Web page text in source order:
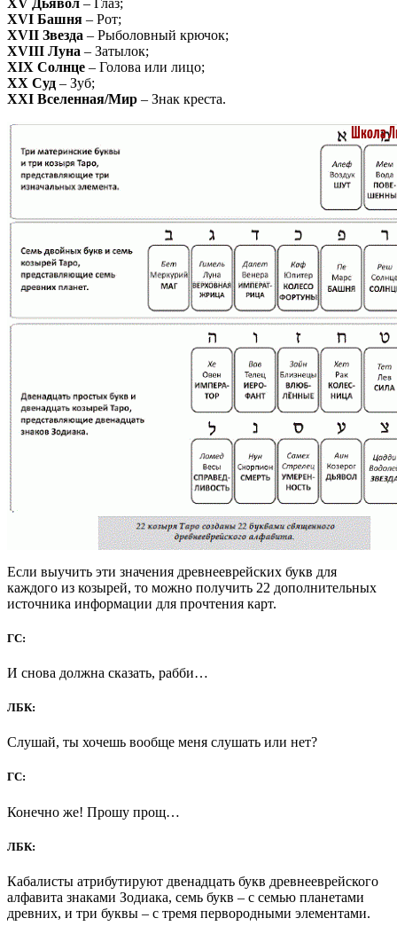
XVI Башня – Рот;
XVII Звезда – Рыболовный крючок;
XVIII Луна – Затылок;
XIX Солнце – Голова или лицо;
XX Суд – Зуб;
XXI Вселенная/Мир – Знак креста.
Если выучить эти значения древнееврейских букв для
каждого из козырей, то можно получить 22 дополнительных
источника информации для прочтения карт.
ГС:
И снова должна сказать, рабби…
ЛБК:
Слушай, ты хочешь вообще меня слушать или нет?
ГС:
Конечно же! Прошу прощ…
ЛБК:
Кабалисты атрибутируют двенадцать букв древнееврейского
алфавита знаками Зодиака, семь букв – с семью планетами
древних, и три буквы – с тремя первородными элементами.